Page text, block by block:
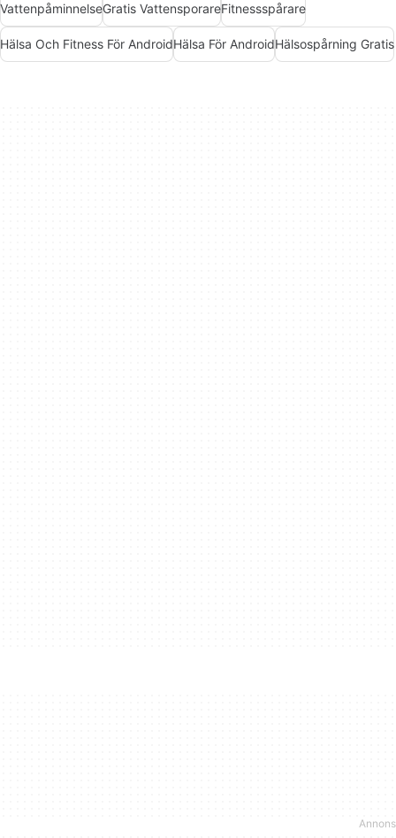
VattenpåminnelseGratis VattensporareFitnessspårare
Hälsa Och Fitness För AndroidHälsa För AndroidHälsospårning Gratis